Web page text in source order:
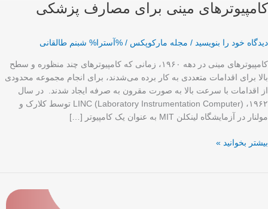
کامپیوترهای مینی برای مصارف پزشکی
دیدگاه‌ خود را بنویسید / مجله مارکوپکس / %آسترا% شبنم طالقانی
کامپیوترهای مینی در دهه ۱۹۶۰، زمانی که کامپیوترهای چند منظوره و سطح
بالا برای اقدامات متعددی به کار برده می‌شدند، برای انجام مجموعه محدودی
از اقدامات با سرعت بالا به صورت مقرون به صرفه ایجاد شدند. در سال
۱۹۶۲، LINC (Laboratory Instrumentation Computer) توسط کلارک و
مولنار در آزمایشگاه لینکلن MIT به عنوان یک کامپیوتر […]
کامپیوترهای
مصارف
بیشتر بخوانید »